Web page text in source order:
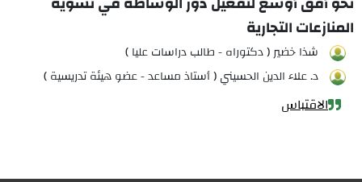
المنازعات التجارية
شذا خضير ( دكتوراه - طالب دراسات عليا )
د. علاء الدين الحسيني ( أستاذ مساعد - عضو هيئة تدريسية )
الاقتباس